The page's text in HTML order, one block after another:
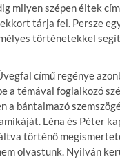
milyen szépen éltek
tárja fel. Persze
történetekkel
című regénye
a témával foglalkozó
a bántalmazó
Léna és Péter
történő
olvastunk. Nyilván